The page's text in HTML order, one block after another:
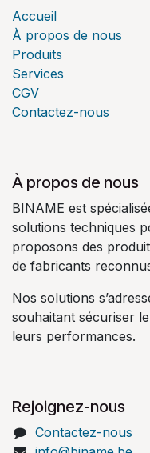
Accueil
À propos de nous
Produits
Services
CGV
Contactez-nous
À propos de nous
BINAME est
solutions techniques
proposons des
de fabricants
Nos solutions
souhaitant sécuriser
leurs performances.
Rejoignez-nous
Contactez-nous